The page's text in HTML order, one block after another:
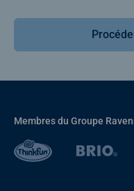
Membres du Groupe